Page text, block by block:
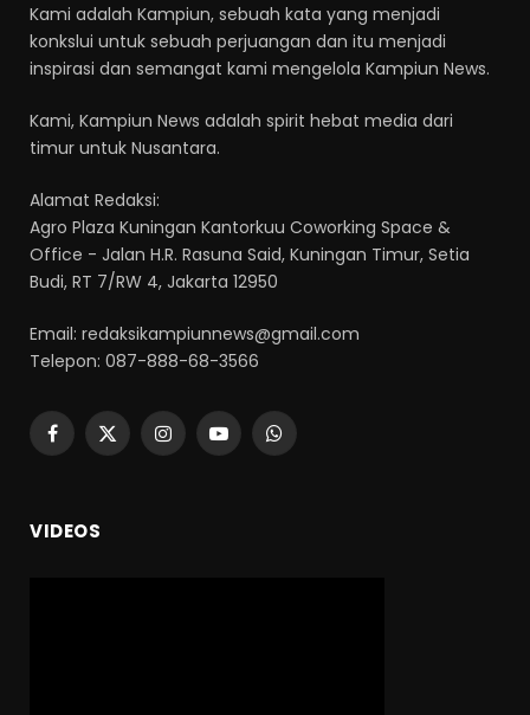
Kami adalah Kampiun, sebuah kata yang menjadi
konkslui untuk sebuah perjuangan dan itu menjadi
inspirasi dan semangat kami mengelola Kampiun News.
Kami, Kampiun News adalah spirit hebat media dari
timur untuk Nusantara.
Alamat Redaksi:
Agro Plaza Kuningan Kantorkuu Coworking Space &
Office - Jalan H.R. Rasuna Said, Kuningan Timur, Setia
Budi, RT 7/RW 4, Jakarta 12950
Email: redaksikampiunnews@gmail.com
Telepon: 087-888-68-3566
Facebook
X
InstagramYouTubeWhatsApp
VIDEOS